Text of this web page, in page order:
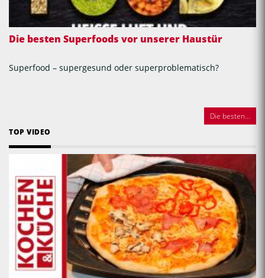
Die besten Superfoods vor unserer Haustür
Superfood – supergesund oder superproblematisch?
Die besten...
TOP VIDEO